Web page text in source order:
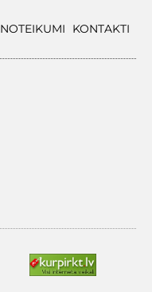
NOTEIKUMI KONTAKTI